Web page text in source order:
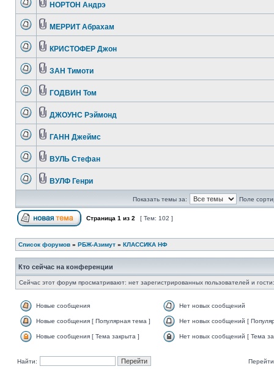
НОРТОН Андрэ
МЕРРИТ Абрахам
КРИСТОФЕР Джон
ЗАН Тимоти
ГОДВИН Том
ДЖОУНС Рэймонд
ГАНН Джеймс
ВУЛЬ Стефан
ВУЛФ Генри
Показать темы за: Поле
Страница 1 из 2 [ Тем: 102 ]
Список форумов » РБЖ-Азимут » КЛАССИКА НФ
Кто сейчас на конференции
Сейчас этот форум просматривают: нет зарегистрированных пользователей и
Новые сообщения Нет новых сообщений
Новые сообщения [ Популярная тема ] Нет новых сообщений [
Новые сообщения [ Тема закрыта ] Нет новых сообщений [ Тема
Найти: